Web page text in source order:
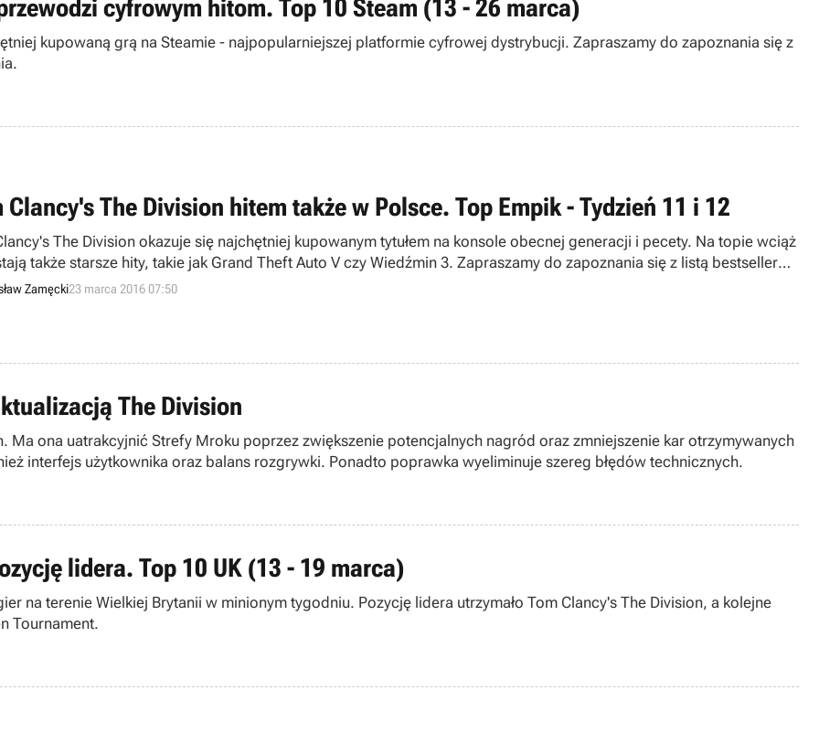
cyfrowym hitom. Top 10 Steam (13 - 26 marca)
kupowaną grą na Steamie - najpopularniejszej platformie cyfrowej dystrybucji. Zapraszamy do zapoznania się z
Clancy's The Division hitem także w Polsce. Top Empik - Tydzień 11 i 12
The Division okazuje się najchętniej kupowanym tytułem na konsole obecnej generacji i pecety. Na topie wciąż
także starsze hity, takie jak Grand Theft Auto V czy Wiedźmin 3. Zapraszamy do zapoznania się z listą bestsellerów
Zamęcki23 marca 2016 07:50
The Division
Ma ona uatrakcyjnić Strefy Mroku poprzez zwiększenie potencjalnych nagród oraz zmniejszenie kar otrzymywanych
interfejs użytkownika oraz balans rozgrywki. Ponadto poprawka wyeliminuje szereg błędów technicznych.
lidera. Top 10 UK (13 - 19 marca)
na terenie Wielkiej Brytanii w minionym tygodniu. Pozycję lidera utrzymało Tom Clancy's The Division, a kolejne
Tournament.